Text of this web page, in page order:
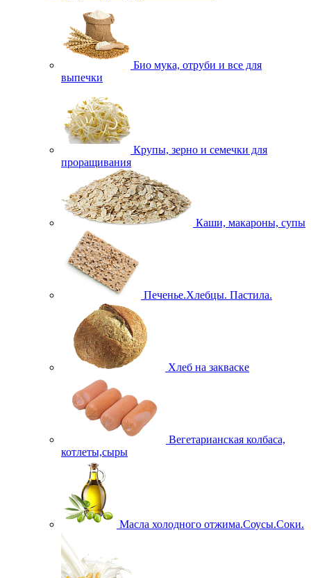
Био мука, отруби и все для
выпечки
Крупы, зерно и семечки для
проращивания
Каши, макароны, супы
Печенье.Хлебцы. Пастила.
Хлеб на закваске
Вегетарианская колбаса,
котлеты,сыры
Масла холодного отжима.Соусы.Соки.